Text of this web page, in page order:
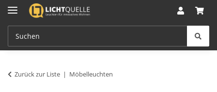
Zurück zur Liste Möbelleuchten